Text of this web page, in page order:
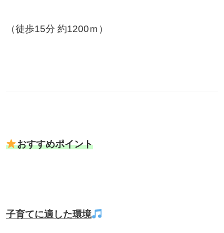
（徒歩15分 約1200ｍ）
おすすめポイント
子育てに適した環境